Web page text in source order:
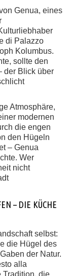
Genua, eines
di Palazzo
Kolumbus.
sollte den
der Blick über
Atmosphäre,
modernen
die engen
den Hügeln
– Genua
Wer
nicht
– DIE KÜCHE
selbst:
die Hügel des
der Natur.
alla
Tradition, die